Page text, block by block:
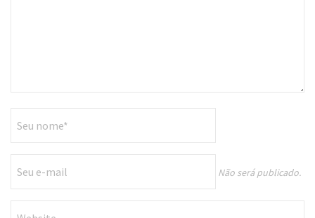
Não será publicado.